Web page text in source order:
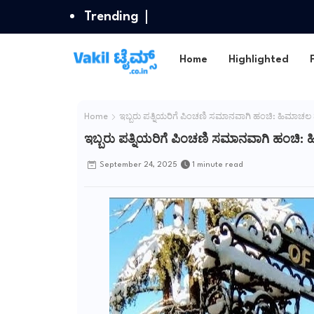
Trending
Home Highlighted
Home ಇಬ್ಬರು ಪತ್ನಿಯರಿಗೆ ಪಿಂಚಣಿ ಸಮಾನವಾಗಿ ಹಂಚಿ: ಹಿಮಾಚಲ
ಇಬ್ಬರು ಪತ್ನಿಯರಿಗೆ ಪಿಂಚಣಿ ಸಮಾನವಾಗಿ ಹಂಚಿ:
September 24, 2025 1 minute read